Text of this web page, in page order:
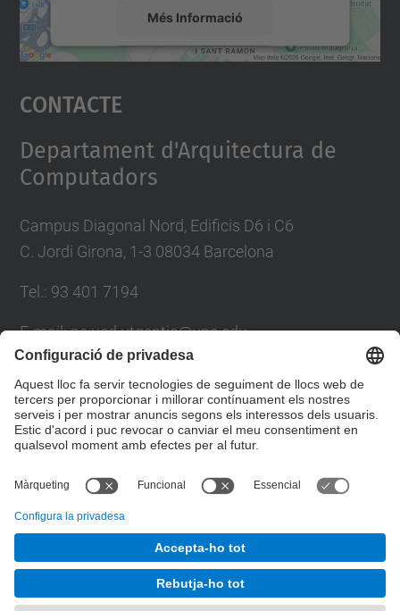
Més Informació
Accepta
powered by
Contacte
Departament d'Arquitectura de
Computadors
Campus Diagonal Nord, Edificis D6 i C6
C. Jordi Girona, 1-3 08034 Barcelona
Tel.: 93 401 7194
E-mail: ac.usd.utgcntic@upc.edu
Formulari de contacte
© UPCDepartament d'Arquitectura de Computadors. C.
Jordi Girona, 1-3. 08034 Barcelona - email:
ac.usd.utgcntic@upc.edu
Desenvolupat amb